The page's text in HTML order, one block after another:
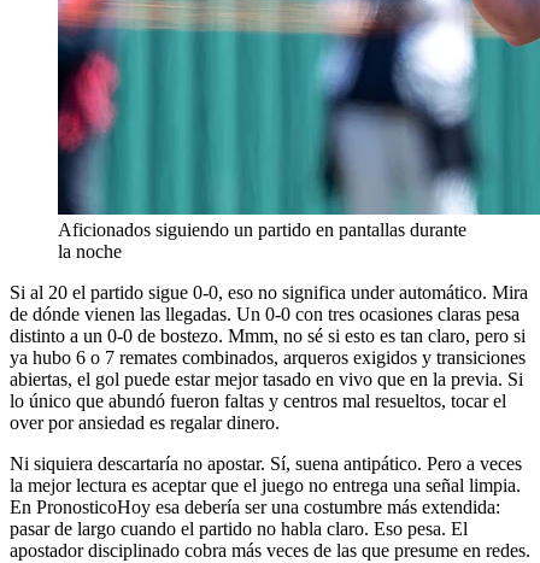
Aficionados siguiendo un partido en pantallas durante
la noche
Si al 20 el partido sigue 0-0, eso no significa under automático. Mira
de dónde vienen las llegadas. Un 0-0 con tres ocasiones claras pesa
distinto a un 0-0 de bostezo. Mmm, no sé si esto es tan claro, pero si
ya hubo 6 o 7 remates combinados, arqueros exigidos y transiciones
abiertas, el gol puede estar mejor tasado en vivo que en la previa. Si
lo único que abundó fueron faltas y centros mal resueltos, tocar el
over por ansiedad es regalar dinero.
Ni siquiera descartaría no apostar. Sí, suena antipático. Pero a veces
la mejor lectura es aceptar que el juego no entrega una señal limpia.
En PronosticoHoy esa debería ser una costumbre más extendida:
pasar de largo cuando el partido no habla claro. Eso pesa. El
apostador disciplinado cobra más veces de las que presume en redes.